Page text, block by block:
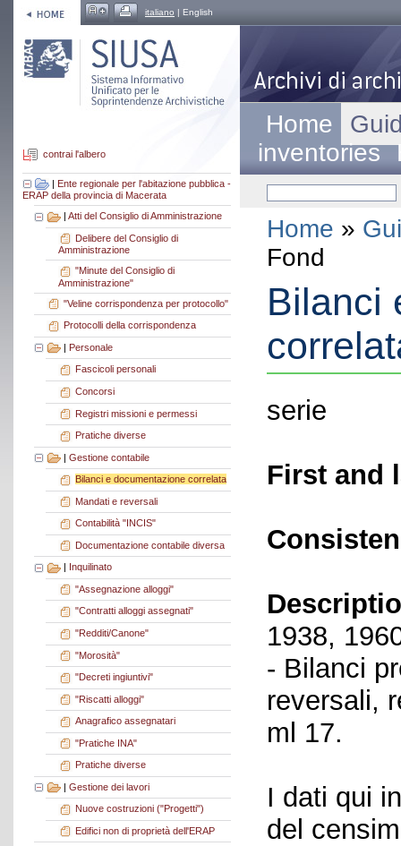
italiano | English
contrai l'albero
| Ente regionale per l'abitazione pubblica -
ERAP della provincia di Macerata
| Atti del Consiglio di Amministrazione
Delibere del Consiglio di
Amministrazione
"Minute del Consiglio di
Amministrazione"
"Veline corrispondenza per protocollo"
Protocolli della corrispondenza
| Personale
Fascicoli personali
Concorsi
Registri missioni e permessi
Pratiche diverse
| Gestione contabile
Bilanci e documentazione correlata
Mandati e reversali
Contabilità "INCIS"
Documentazione contabile diversa
Inquilinato
"Assegnazione alloggi"
"Contratti alloggi assegnati"
"Redditi/Canone"
"Morosità"
"Decreti ingiuntivi"
"Riscatti alloggi"
Anagrafico assegnatari
"Pratiche INA"
Pratiche diverse
| Gestione dei lavori
Nuove costruzioni ("Progetti")
Edifici non di proprietà dell'ERAP
Home
inventories
Home »
Fond
Bilanci
serie
First and
1938,
- Bilanci
reversali,
ml 17.
I dati qui
del